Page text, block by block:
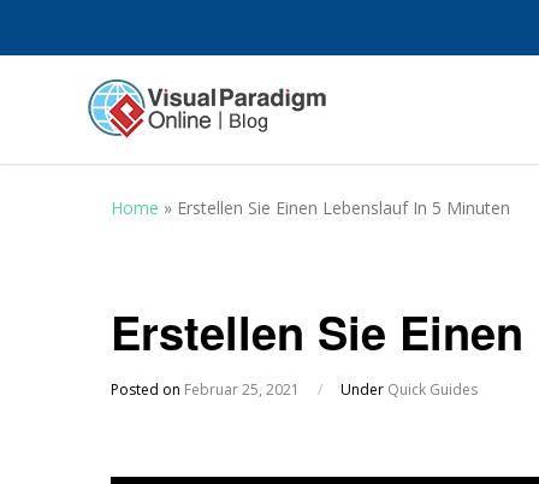
Home » Erstellen Sie Einen Lebenslauf In 5 Minuten
Erstellen Sie
Posted on Februar 25, 2021 / Under Quick Guides